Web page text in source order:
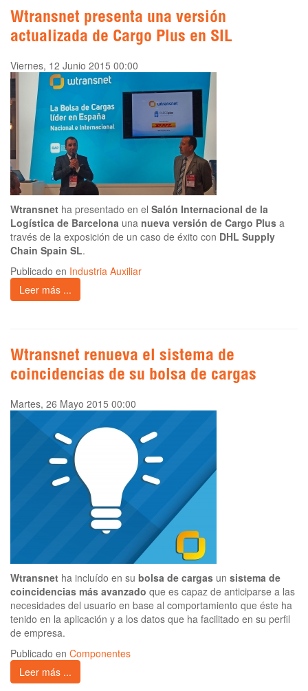
Wtransnet presenta una versión
actualizada de Cargo Plus en SIL
Viernes, 12 Junio 2015 00:00
Wtransnet ha presentado en el Salón Internacional de la
Logística de Barcelona una nueva versión de Cargo Plus a
través de la exposición de un caso de éxito con DHL Supply
Chain Spain SL.
Publicado en Industria Auxiliar
Leer más ...
Wtransnet renueva el sistema de
coincidencias de su bolsa de cargas
Martes, 26 Mayo 2015 00:00
Wtransnet ha incluído en su bolsa de cargas un sistema de
coincidencias más avanzado que es capaz de anticiparse a las
necesidades del usuario en base al comportamiento que éste ha
tenido en la aplicación y a los datos que ha facilitado en su perfil
de empresa.
Publicado en Componentes
Leer más ...